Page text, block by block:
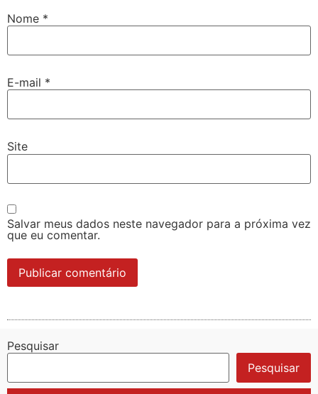
Nome *
E-mail *
Site
Salvar meus dados neste navegador para a próxima vez
que eu comentar.
Pesquisar
Pesquisar